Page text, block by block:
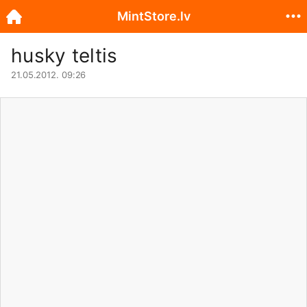
husky teltis
21.05.2012. 09:26
MintStore.lv